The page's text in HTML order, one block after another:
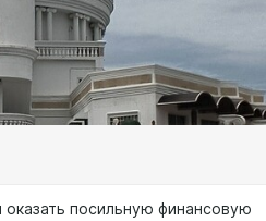
посильную финансовую